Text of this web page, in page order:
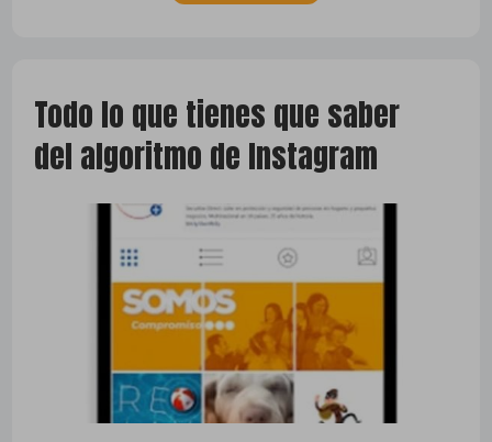
Todo lo que tienes que saber
del algoritmo de Instagram